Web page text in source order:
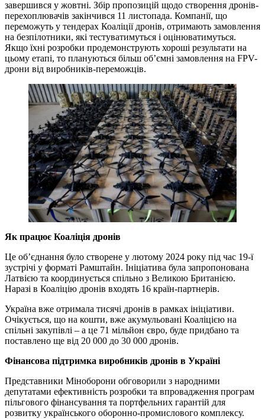
завершився у жовтні. Збір пропозицій щодо створення дронів-
перехоплювачів закінчився 11 листопада. Компанії, що
переможуть у тендерах Коаліції дронів, отримають замовлення
на безпілотники, які тестуватимуться і оцінюватимуться.
Якщо їхні розробки продемонструють хороші результати на
цьому етапі, то плануються більш об’ємні замовлення на FPV-
дрони від виробників-переможців.
Як працює Коаліція дронів
Це об’єднання було створене у лютому 2024 року під час 19-ї
зустрічі у форматі Рамштайн. Ініціатива була запропонована
Латвією та координується спільно з Великою Британією.
Наразі в Коаліцію дронів входять 16 країн-партнерів.
Україна вже отримала тисячі дронів в рамках ініціативи.
Очікується, що на кошти, вже акумульовані Коаліцією на
спільні закупівлі – а це 71 мільйон євро, буде придбано та
поставлено ще від 20 000 до 30 000 дронів.
Фінансова підтримка виробників дронів в Україні
Представники Міноборони обговорили з народними
депутатами ефективність розробки та впровадження програм
пільгового фінансування та портфельних гарантій для
розвитку українського оборонно-промислового комплексу.